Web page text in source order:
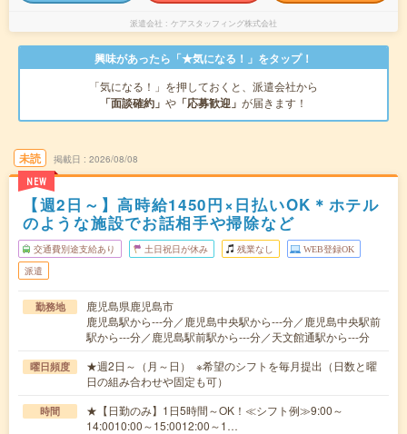
派遣会社 ケアスタッフィング株式会社
興味があったら「★気になる！」をタップ！
「気になる！」を押しておくと、派遣会社から
「面談確約」 や 「応募歓迎」 が届きます！
未読
NEW
掲載日 2026/08/08
【週2日～】高時給1450円×日払いOK＊ホテル
のような施設でお話相手や掃除など
交通費別途支給あり 土日祝日が休み 残業なし WEB登録OK
派遣
勤務地
鹿児島県鹿児島市
鹿児島駅から---分／鹿児島中央駅から---分／鹿児島中央駅前
駅から---分／鹿児島駅前駅から---分／天文館通駅から---分
曜日頻度
★週2日～（月～日） ※希望のシフトを毎月提出（日数と曜
日の組み合わせや固定も可）
時間
★【日勤のみ】1日5時間～OK！≪シフト例≫9:00～
14:0010:00～15:0012:00～1…